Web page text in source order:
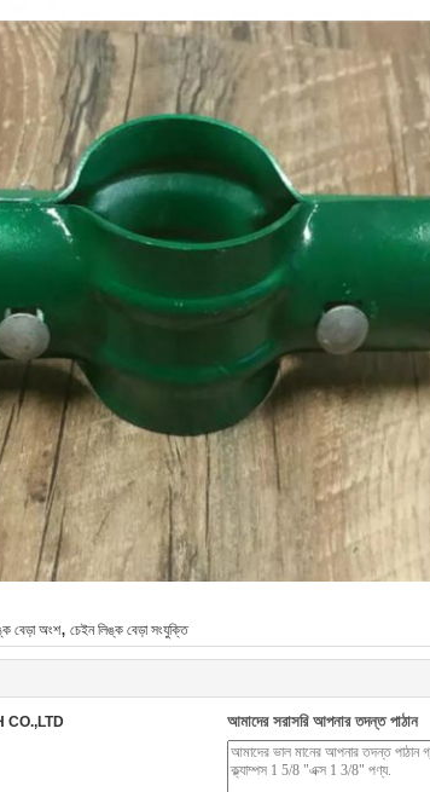
বেড়া অংশ, চেইন লিঙ্ক বেড়া সংযুক্তি
CO.,LTD
আমাদের সরাসরি আপনার তদন্ত পাঠান